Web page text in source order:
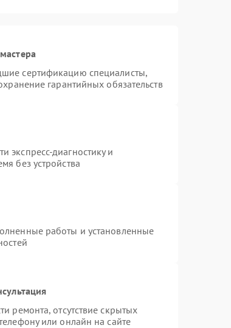
сертификацию специалисты,
гарантийных обязательств
экспресс-диагностику и
без устройства
работы и установленные
ремонта, отсутствие скрытых
или онлайн на сайте